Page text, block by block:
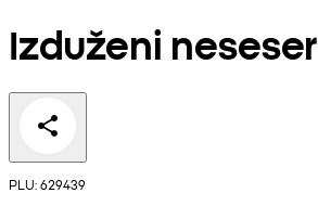
Izduženi neseser
PLU: 629439